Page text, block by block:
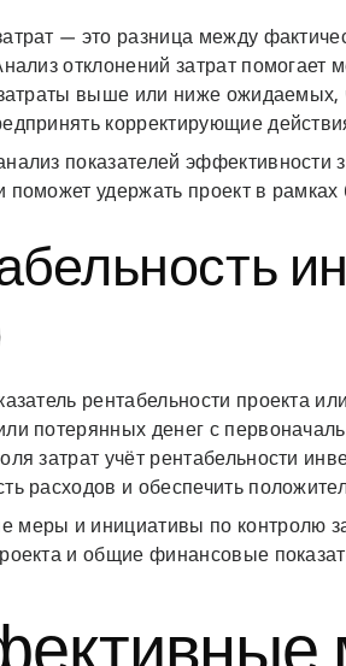
— это разница между
отклонений затрат
выше или ниже ожидаемых,
корректирующие
показателей эффективности
поможет удержать проект в
рентабельности проекта
потерянных денег с
затрат учёт рентабельности
расходов и обеспечить
меры и инициативы по контролю
и общие финансовые